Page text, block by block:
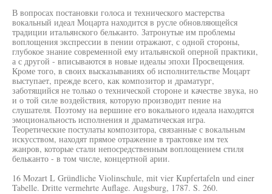
В вопросах постановки голоса и технического мастерства
вокальный идеал Моцарта находится в русле обновляющейся
традиции итальянского бельканто. Затронутые им проблемы
воплощения экспрессии в пении отражают, с одной стороны,
глубокое знание современной ему итальянской оперной практики,
а с другой - вписываются в новые идеалы эпохи Просвещения.
Кроме того, в своих высказываниях об исполнительстве Моцарт
выступает, прежде всего, как композитор и драматург,
заботящийся не только о технической стороне и качестве звука, но
и о той силе воздействия, которую производит пение на
слушателя. Поэтому на вершине его вокального идеала находятся
эмоциональность исполнения и драматическая игра.
Теоретические постулаты композитора, связанные с вокальным
искусством, находят прямое отражение в трактовке им тех
жанров, которые стали непосредственным воплощением стиля
бельканто - в том числе, концертной арии.
16 Mozart L Gründliche Violinschule, mit vier Kupfertafeln und einer
Tabelle. Dritte vermehrte Auflage. Augsburg, 1787. S. 260.